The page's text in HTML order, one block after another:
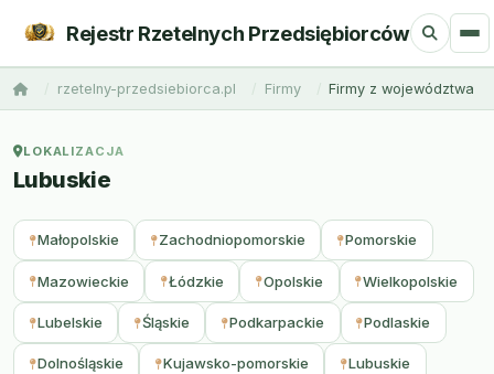
Rejestr Rzetelnych Przedsiębiorców
rzetelny-przedsiebiorca.pl Firmy Firmy z województwa
LOKALIZACJA
Lubuskie
Małopolskie Zachodniopomorskie Pomorskie
Mazowieckie Łódzkie Opolskie Wielkopolskie
Lubelskie Śląskie Podkarpackie Podlaskie
Dolnośląskie Kujawsko-pomorskie Lubuskie